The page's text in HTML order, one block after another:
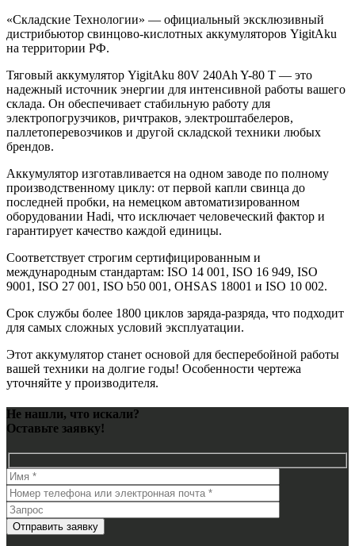
«Складские Технологии» — официальный эксклюзивный
дистрибьютор свинцово-кислотных аккумуляторов YigitAku
на территории РФ.
Тяговый аккумулятор YigitAku 80V 240Ah Y-80 T — это
надежный источник энергии для интенсивной работы вашего
склада. Он обеспечивает стабильную работу для
электропогрузчиков, ричтраков, электроштабелеров,
паллетоперевозчиков и другой складской техники любых
брендов.
Аккумулятор изготавливается на одном заводе по полному
производственному циклу: от первой капли свинца до
последней пробки, на немецком автоматизированном
оборудовании Hadi, что исключает человеческий фактор и
гарантирует качество каждой единицы.
Соответствует строгим сертифицированным и
международным стандартам: ISO 14 001, ISO 16 949, ISO
9001, ISO 27 001, ISO b50 001, OHSAS 18001 и ISO 10 002.
Срок службы более 1800 циклов заряда-разряда, что подходит
для самых сложных условий эксплуатации.
Этот аккумулятор станет основой для бесперебойной работы
вашей техники на долгие годы! Особенности чертежа
уточняйте у производителя.
Не нашли, что искали?
Оставьте заявку!